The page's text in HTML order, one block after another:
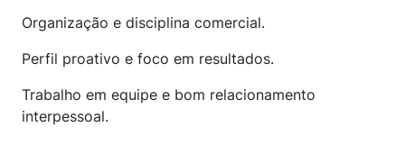
Organização e disciplina comercial.
Perfil proativo e foco em resultados.
Trabalho em equipe e bom relacionamento
interpessoal.